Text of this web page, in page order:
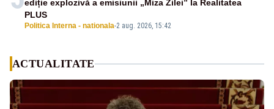
Politica Interna - nationala-2 aug. 2026, 15:42
ediție explozivă a emisiunii „Miza Zilei” la Realitatea
PLUS
ACTUALITATE